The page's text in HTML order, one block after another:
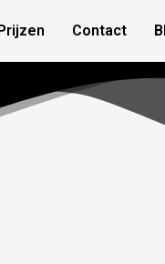
Contact